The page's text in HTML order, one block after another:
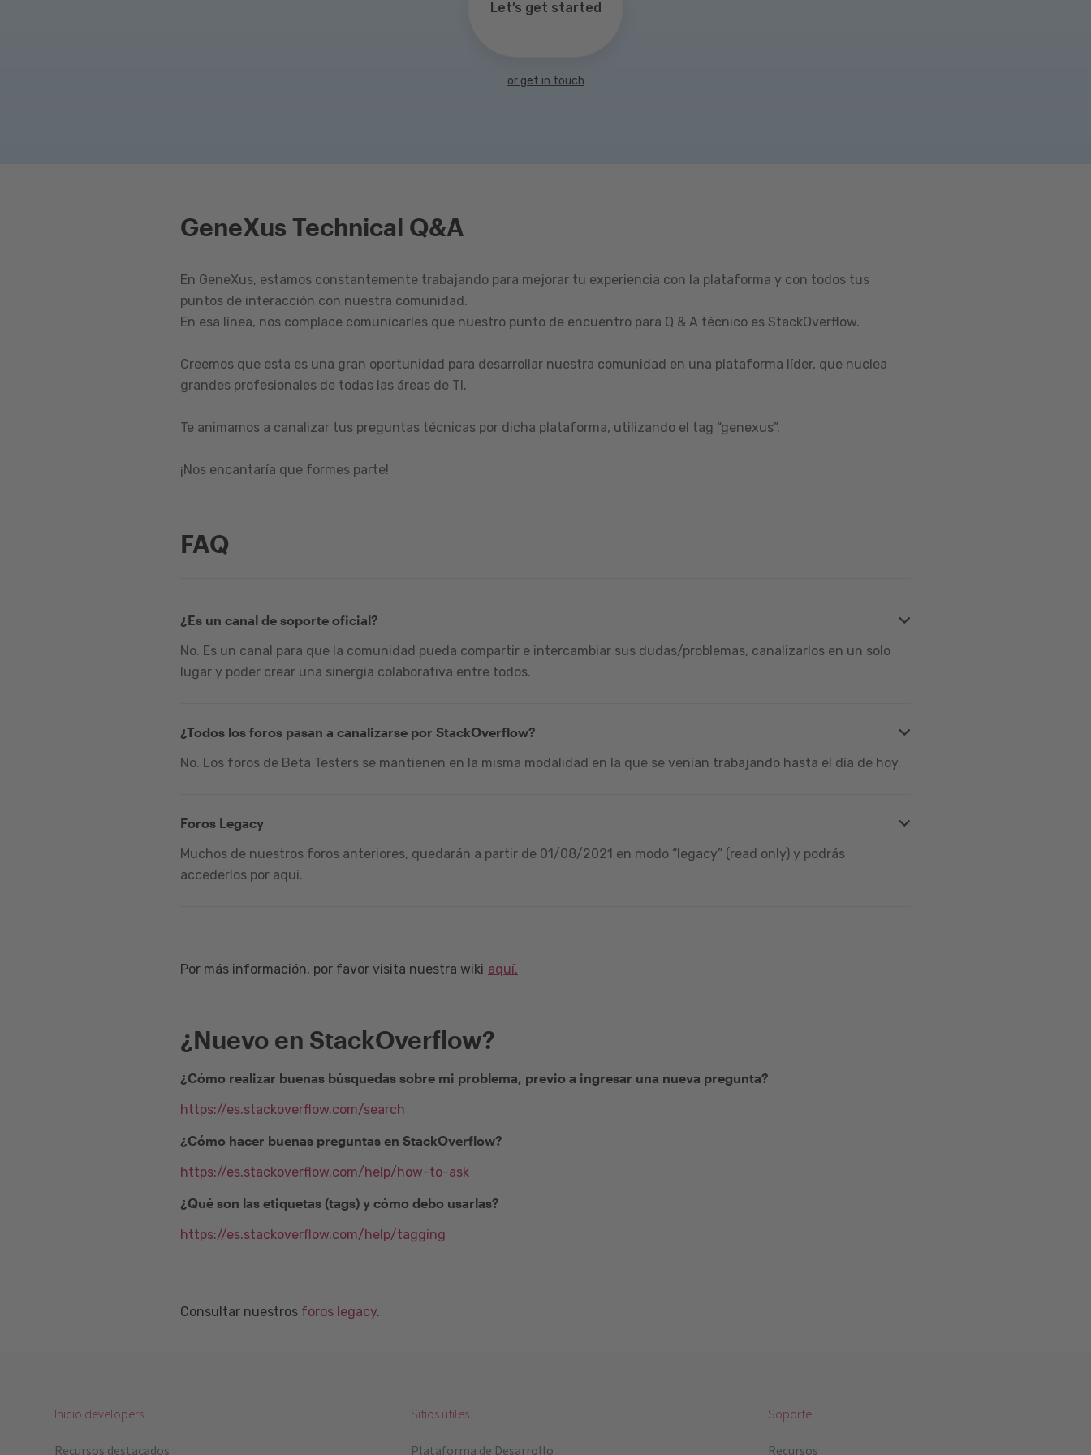
Let’s get started
or get in touch
GeneXus Technical Q&A
En GeneXus, estamos constantemente trabajando para mejorar tu experiencia con la plataforma y con todos tus
puntos de interacción con nuestra comunidad.
En esa línea, nos complace comunicarles que nuestro punto de encuentro para Q & A técnico es StackOverflow.
Creemos que esta es una gran oportunidad para desarrollar nuestra comunidad en una plataforma líder, que nuclea
grandes profesionales de todas las áreas de TI.
Te animamos a canalizar tus preguntas técnicas por dicha plataforma, utilizando el tag “genexus”.
¡Nos encantaría que formes parte!
FAQ
¿Es un canal de soporte oficial?
No. Es un canal para que la comunidad pueda compartir e intercambiar sus dudas/problemas, canalizarlos en un solo
lugar y poder crear una sinergia colaborativa entre todos.
¿Todos los foros pasan a canalizarse por StackOverflow?
No. Los foros de Beta Testers se mantienen en la misma modalidad en la que se venían trabajando hasta el día de hoy.
Foros Legacy
Muchos de nuestros foros anteriores, quedarán a partir de 01/08/2021 en modo “legacy” (read only) y podrás
accederlos por aquí.
Por más información, por favor visita nuestra wiki aquí.
¿Nuevo en StackOverflow?
¿Cómo realizar buenas búsquedas sobre mi problema, previo a ingresar una nueva pregunta?
https://es.stackoverflow.com/search
¿Cómo hacer buenas preguntas en StackOverflow?
https://es.stackoverflow.com/help/how-to-ask
¿Qué son las etiquetas (tags) y cómo debo usarlas?
https://es.stackoverflow.com/help/tagging
Consultar nuestros foros legacy.
Inicio developers
Recursos destacados
Sitios útiles
Plataforma de Desarrollo
Soporte
Recursos